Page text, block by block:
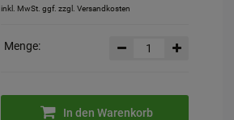
inkl. MwSt. ggf. zzgl. Versandkosten
Menge:
In den Warenkorb